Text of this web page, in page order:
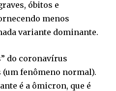
óbitos e
menos
variante dominante.
do coronavírus
(um fenômeno normal).
é a ômicron, que é